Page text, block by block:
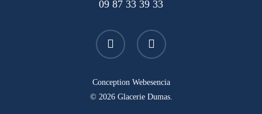
09 87 33 39 33
facebook instagram
Conception Webesencia
© 2026 Glacerie Dumas.